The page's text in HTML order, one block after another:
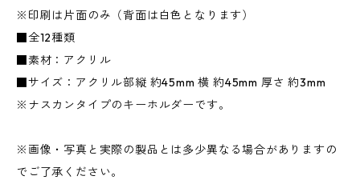
※印刷は片面のみ（背面は白色となります）
■全12種類
■素材：アクリル
■サイズ：アクリル部縦 約45mm 横 約45mm 厚さ 約3mm
※ナスカンタイプのキーホルダーです。
※画像・写真と実際の製品とは多少異なる場合がありますの
でご了承ください。